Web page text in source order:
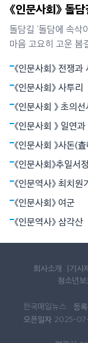
《인문사회》
돌담길 ‘돌담에 속
마음 고요히 고운 봄
는 또 담장 안 뜰에
‘모란이 피기까지는/
봄을’이라고 했다.
《인문사회》
《인문사회》 사투리
《인문사회 》 초
《인문사회
《인문사회 》사돈(
《인문사회》추일
《인문역사》
《인문사회》 여군
《인문역사》 삼각산
회사소개 기사
청소년
한국매일뉴스 등
오픈일자 2025-